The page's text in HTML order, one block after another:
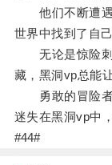
他们不断遭遇
世界中找到了自
无论是惊险刺
藏，黑洞vp总能
勇敢的冒险者
迷失在黑洞vp中
#44#